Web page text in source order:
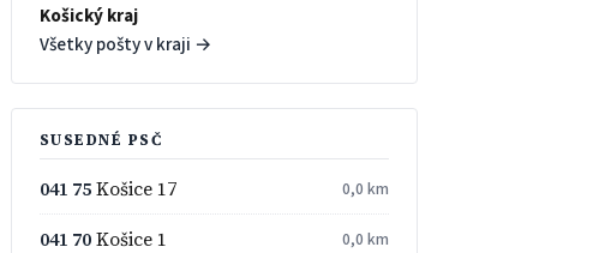
Košický kraj
Všetky pošty v kraji →
SUSEDNÉ PSČ
041 75Košice 17 0,0 km
041 70Košice 1 0,0 km